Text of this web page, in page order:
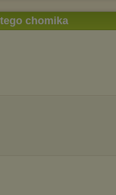
chomika